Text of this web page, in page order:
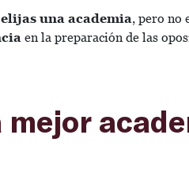
una academia, pero no
en la preparación de las